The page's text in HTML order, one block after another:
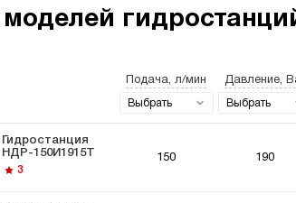
220
Гидростанции
мощностью 5 кВт
моделей
Подача, л/мин
Выбрать
Давление,
Выбрать
Гидростанция
НДР-150И1915Т
3
150 190